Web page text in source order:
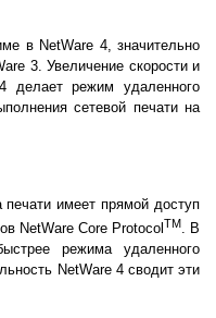
в NetWare 4, значительно
3. Увеличение скорости и
делает режим удаленного
сетевой печати на
имеет прямой доступ
NetWare Core Protocol TM. В
режима удаленного
NetWare 4 сводит эти